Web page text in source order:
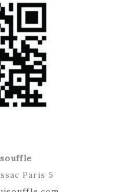
Paris 5